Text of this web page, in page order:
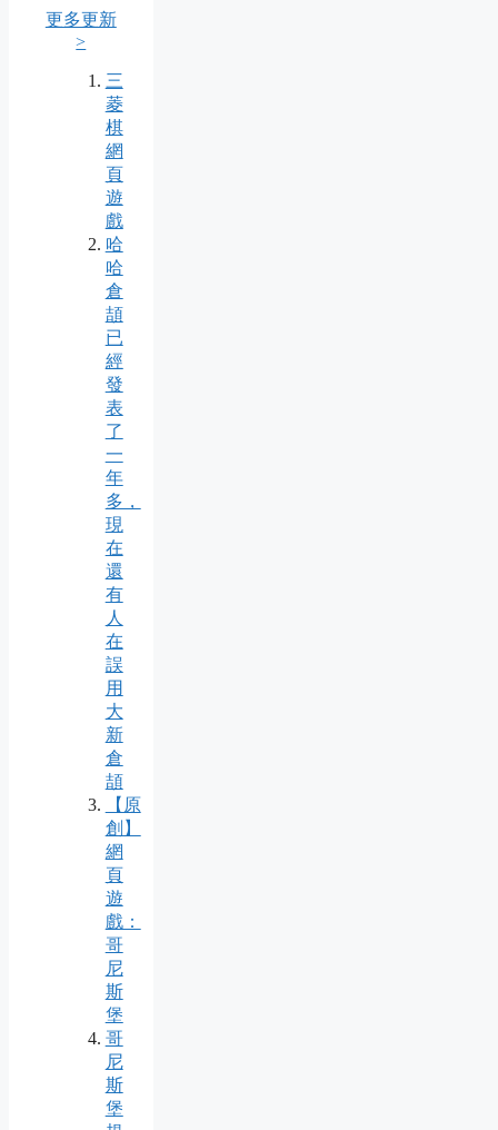
更多更新
>
三
菱
棋
網
頁
遊
戲
哈
哈
倉
頡
已
經
發
表
了
一
年
多，
現
在
還
有
人
在
誤
用
大
新
倉
頡
【原
創】
網
頁
遊
戲：
哥
尼
斯
堡
哥
尼
斯
堡